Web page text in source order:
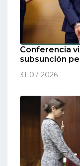
Conferencia
subsunción
31-07-2026